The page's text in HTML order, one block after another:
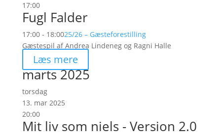
17:00
Fugl Falder
17:00 - 18:0025/26 – Gæsteforestilling
Gæstespil af Andrea Lindeneg og Ragni Halle
Læs mere
marts 2025
torsdag
13. mar 2025
20:00
Mit liv som niels - Version 2.0